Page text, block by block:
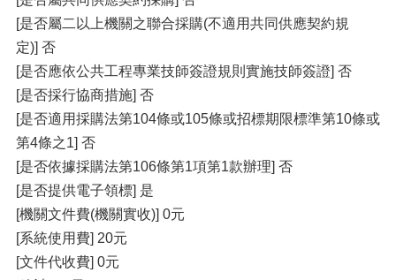
[是否屬二以上機關之聯合採購(不適用共同供應契約規
定)] 否
[是否應依公共工程專業技師簽證規則實施技師簽證] 否
[是否採行協商措施] 否
[是否適用採購法第104條或105條或招標期限標準第10條或
第4條之1] 否
[是否依據採購法第106條第1項第1款辦理] 否
[是否提供電子領標] 是
[機關文件費(機關實收)] 0元
[系統使用費] 20元
[文件代收費] 0元